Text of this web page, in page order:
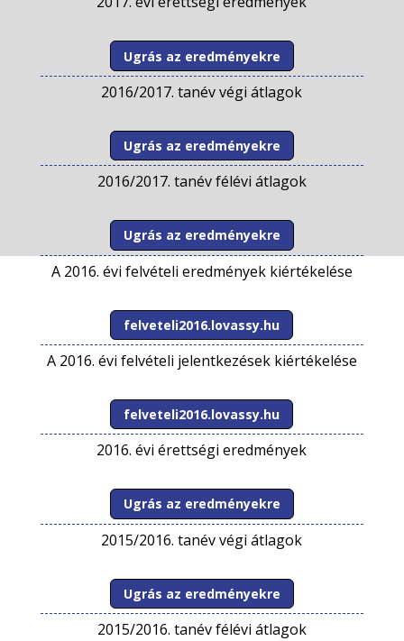
Ugrás az eredményekre
2016/2017. tanév végi átlagok
Ugrás az eredményekre
2016/2017. tanév félévi átlagok
Ugrás az eredményekre
A 2016. évi felvételi eredmények kiértékelése
felveteli2016.lovassy.hu
A 2016. évi felvételi jelentkezések kiértékelése
felveteli2016.lovassy.hu
2016. évi érettségi eredmények
Ugrás az eredményekre
2015/2016. tanév végi átlagok
Ugrás az eredményekre
2015/2016. tanév félévi átlagok